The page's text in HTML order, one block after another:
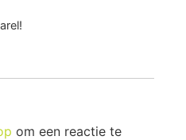
om een reactie te